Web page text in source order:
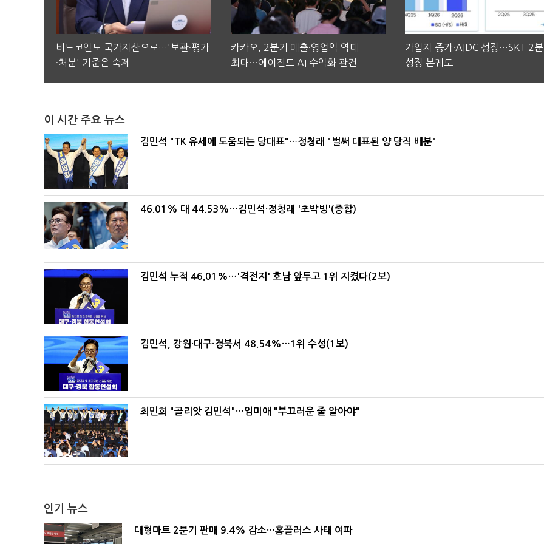
비트코인도 국가자산으로…'보관·평가
·처분' 기준은 숙제
카카오, 2분기 매출·영업익 역대
최대…에이전트 AI 수익화 관건
가입자 증가·AIDC 성장…SKT 2
성장 본궤도
이 시간 주요 뉴스
김민석 "TK 유세에 도움되는 당대표"…정청래 "벌써 대표된 양 당직 배분"
46.01% 대 44.53%…김민석·정청래 '초박빙'(종합)
김민석 누적 46.01%…'격전지' 호남 앞두고 1위 지켰다(2보)
김민석, 강원·대구·경북서 48.54%…1위 수성(1보)
최민희 "골리앗 김민석"…임미애 "부끄러운 줄 알아야"
인기 뉴스
대형마트 2분기 판매 9.4% 감소…홈플러스 사태 여파